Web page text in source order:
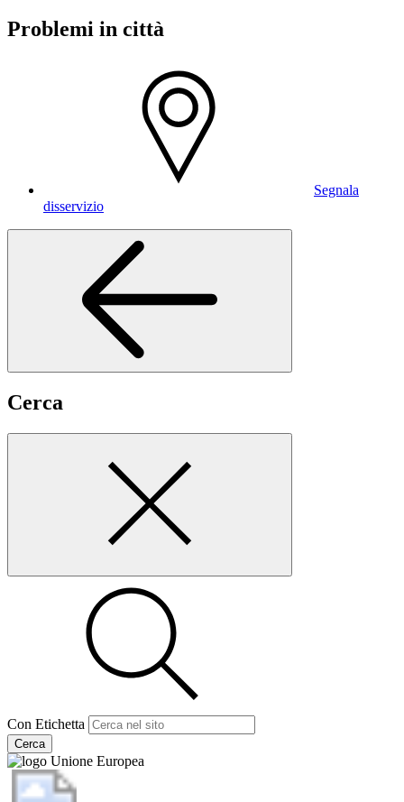
Problemi in città
Segnala
disservizio
Cerca
Con Etichetta
Cerca